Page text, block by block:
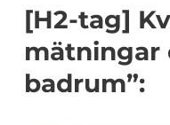
[H2-tag]
mätningar
badrum”: